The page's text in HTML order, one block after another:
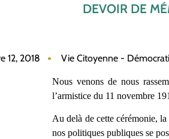
DEVOIR DE
12, 2018 Vie Citoyenne -
Nous venons de nous
l’armistice du 11 novembre
Au delà de cette cérémonie,
nos politiques publiques se